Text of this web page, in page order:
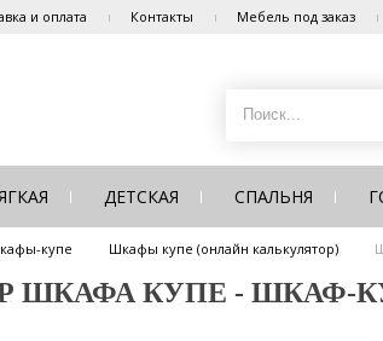
и оплата Контакты Мебель под заказ
ДЕТСКАЯ СПАЛЬНЯ
купе Шкафы купе (онлайн калькулятор)
ШКАФА КУПЕ - ШКАФ-